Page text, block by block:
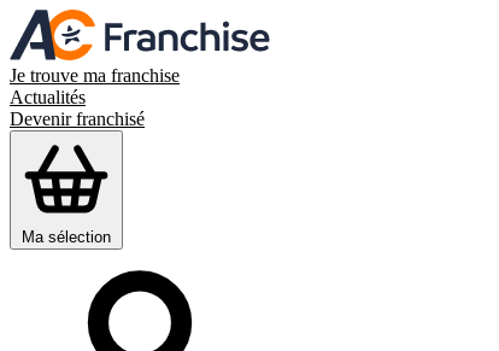
Je trouve ma franchise
Actualités
Devenir franchisé
Ma sélection